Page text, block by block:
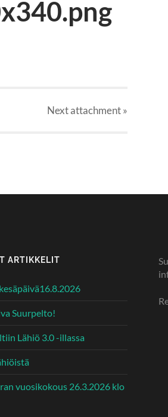
Nextattachment»
ARTIKKELIT
Suurpelto!
Lähiö 3.0 -illassa
vuosikokous 26.3.2026 klo